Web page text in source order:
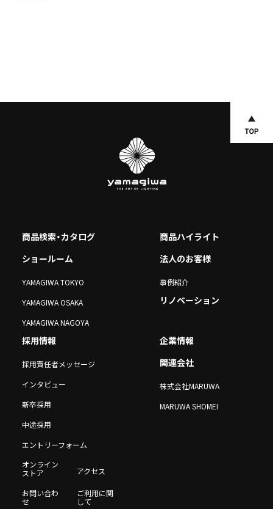
商品検索・カタログ
商品ハイライト
ショールーム
YAMAGIWA TOKYO
YAMAGIWA OSAKA
YAMAGIWA NAGOYA
法人のお客様
事例紹介
リノベーション
採用情報
採用責任者メッセージ
インタビュー
新卒採用
中途採用
エントリーフォーム
企業情報
関連会社
株式会社MARUWA
MARUWA SHOMEI
オンライン
ストア
アクセス
お問い合わ
せ
ご利用に関
して